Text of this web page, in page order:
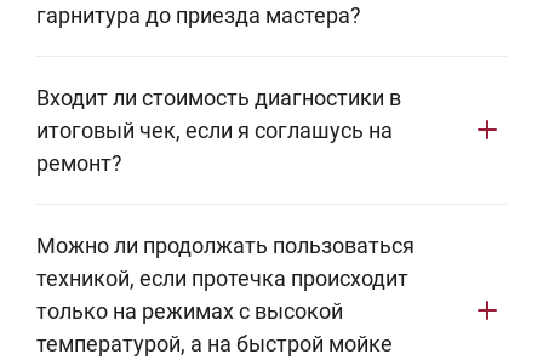
гарнитура до приезда мастера?
Встраиваемая техника жестко фиксируется к
столешнице и боковым стенкам. Попытка
вытянуть прибор с водой в поддоне часто
управления. Инженер сервисного центра
самостоятельно и безопасно снимет мебельный
фасад, отключит коммуникации и выдвинет
устройство для ремонта.
Входит ли стоимость диагностики в
итоговый чек, если я соглашусь на
ремонт?
адреса за МКАД) и аппаратная диагностика
предоставляются абсолютно бесплатно при
условии проведения ремонтных работ нашим
Можно ли продолжать пользоваться
техникой, если протечка происходит
только на режимах с высокой
температурой, а на быстрой мойке